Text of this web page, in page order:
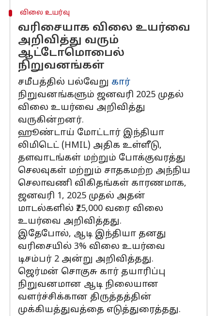
விலை உயர்வு
வரிசையாக விலை உயர்வை
அறிவித்து வரும்
ஆட்டோமொபைல்
நிறுவனங்கள்
சமீபத்தில் பல்வேறு கார்
நிறுவனங்களும் ஜனவரி 2025 முதல்
விலை உயர்வை அறிவித்து
வருகின்றனர்.
ஹூண்டாய் மோட்டார் இந்தியா
லிமிடெட் (HMIL) அதிக உள்ளீடு,
தளவாடங்கள் மற்றும் போக்குவரத்து
செலவுகள் மற்றும் சாதகமற்ற அந்நிய
செலாவணி விகிதங்கள் காரணமாக,
ஜனவரி 1, 2025 முதல் அதன்
மாடல்களில் ₹25,000 வரை விலை
உயர்வை அறிவித்தது.
இதேபோல், ஆடி இந்தியா தனது
வரிசையில் 3% விலை உயர்வை
டிசம்பர் 2 அன்று அறிவித்தது.
ஜெர்மன் சொகுசு கார் தயாரிப்பு
நிறுவனமான ஆடி நிலையான
வளர்ச்சிக்கான திருத்தத்தின்
முக்கியத்துவத்தை எடுத்துரைத்தது.